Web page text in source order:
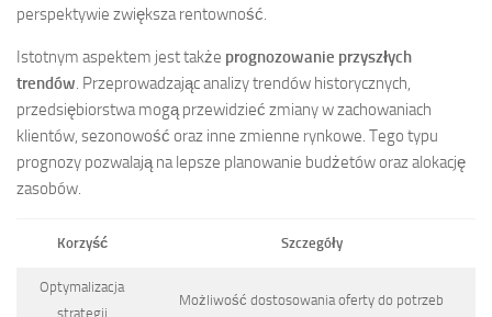
perspektywie zwiększa rentowność.
Istotnym aspektem jest także prognozowanie przyszłych
trendów. Przeprowadzając analizy trendów historycznych,
przedsiębiorstwa mogą przewidzieć zmiany w zachowaniach
klientów, sezonowość oraz inne zmienne rynkowe. Tego typu
prognozy pozwalają na lepsze planowanie budżetów oraz alokację
zasobów.
Korzyść Szczegóły
Optymalizacja
strategii
Możliwość dostosowania oferty do potrzeb